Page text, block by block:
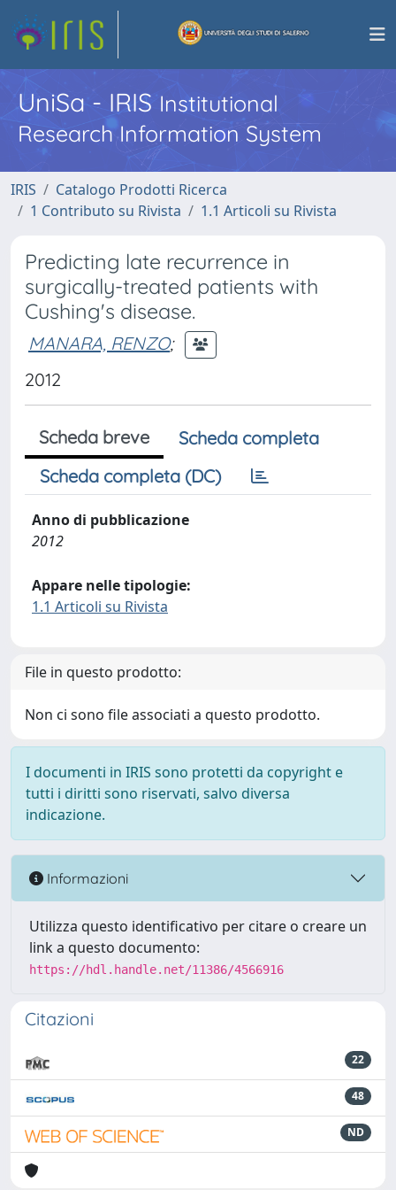
UniSa - IRISInstitutional
Research Information System
IRIS
Catalogo Prodotti Ricerca
1 Contributo su Rivista
1.1 Articoli su Rivista
Predicting late recurrence in
surgically-treated patients with
Cushing's disease.
MANARA, RENZO;
2012
Scheda breve
Scheda completa
Scheda completa (DC)
Anno di pubblicazione
2012
Appare nelle tipologie:
1.1 Articoli su Rivista
File in questo prodotto:
Non ci sono file associati a questo prodotto.
I documenti in IRIS sono protetti da copyright e
tutti i diritti sono riservati, salvo diversa
indicazione.
Informazioni
Utilizza questo identificativo per citare o creare un
link a questo documento:
https://hdl.handle.net/11386/4566916
Citazioni
22
48
ND